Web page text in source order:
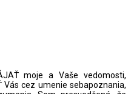
moje a Vaše vedomosti,
Vás cez umenie sebapoznania,